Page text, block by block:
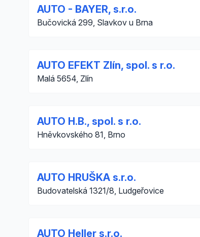
AUTO - BAYER, s.r.o.
Bučovická 299, Slavkov u Brna
AUTO EFEKT Zlín, spol. s r.o.
Malá 5654, Zlín
AUTO H.B., spol. s r.o.
Hněvkovského 81, Brno
AUTO HRUŠKA s.r.o.
Budovatelská 1321/8, Ludgeřovice
AUTO Heller s.r.o.